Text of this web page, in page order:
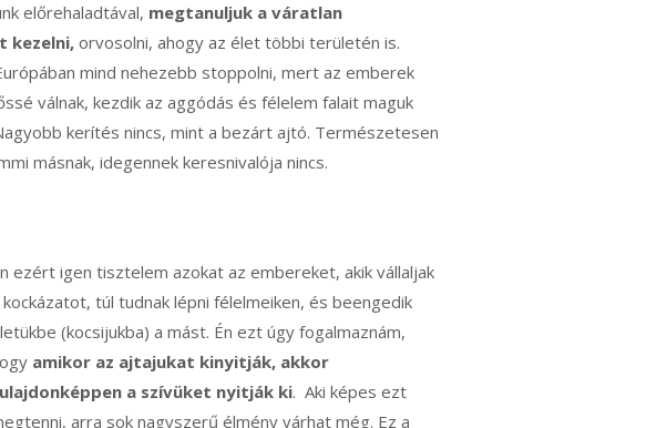
előrehaladtával, megtanuljuk a váratlan
kezelni, orvosolni, ahogy az élet többi területén is.
mind nehezebb stoppolni, mert az emberek
válnak, kezdik az aggódás és félelem falait maguk
kerítés nincs, mint a bezárt ajtó. Természetesen
másnak, idegennek keresnivalója nincs.
ezért igen tisztelem azokat az embereket, akik vállaljak
kockázatot, túl tudnak lépni félelmeiken, és beengedik
(kocsijukba) a mást. Én ezt úgy fogalmaznám,
amikor az ajtajukat kinyitják, akkor
a szívüket nyitják ki. Aki képes ezt
arra sok nagyszerű élmény várhat még. Ez a